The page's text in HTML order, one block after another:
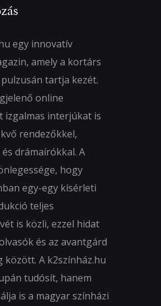
egy innovatív
amely a kortárs
tartja kezét.
online
izgalmas interjúkat is
rendezőkkel,
drámaírókkal. A
hogy
egy-egy kísérleti
teljes
is közli, ezzel hidat
és az avantgárd
között. A k2színház.hu
tudósít, hanem
is a magyar színházi